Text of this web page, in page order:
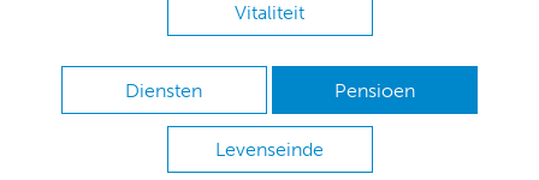
Vitaliteit
Diensten Pensioen
Levenseinde